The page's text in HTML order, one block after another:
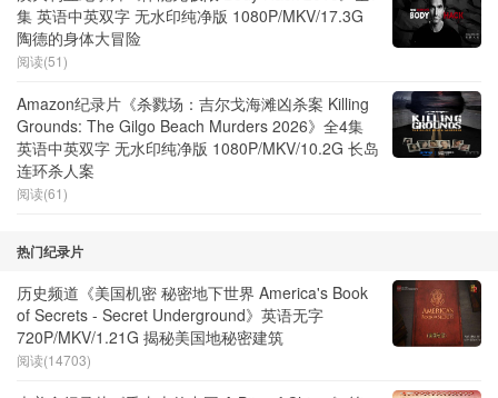
集 英语中英双字 无水印纯净版 1080P/MKV/17.3G
陶德的身体大冒险
阅读(51)
Amazon纪录片《杀戮场：吉尔戈海滩凶杀案 Killing
Grounds: The Gilgo Beach Murders 2026》全4集
英语中英双字 无水印纯净版 1080P/MKV/10.2G 长岛
连环杀人案
阅读(61)
热门纪录片
历史频道《美国机密 秘密地下世界 America's Book
of Secrets - Secret Underground》英语无字
720P/MKV/1.21G 揭秘美国地秘密建筑
阅读(14703)